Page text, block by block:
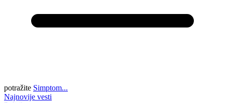
potražite Simptom...
Najnovije vesti